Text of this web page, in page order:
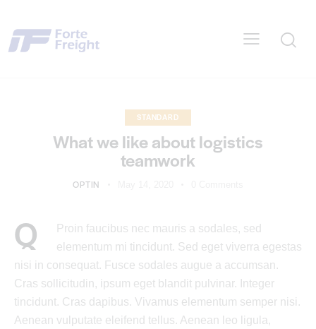
STANDARD
What we like about logistics
teamwork
OPTIN
Q
Proin faucibus nec mauris a sodales, sed
elementum mi tincidunt. Sed eget viverra egestas
nisi in consequat. Fusce sodales augue a accumsan.
Cras sollicitudin, ipsum eget blandit pulvinar. Integer
tincidunt. Cras dapibus. Vivamus elementum semper nisi.
Aenean vulputate eleifend tellus. Aenean leo ligula,